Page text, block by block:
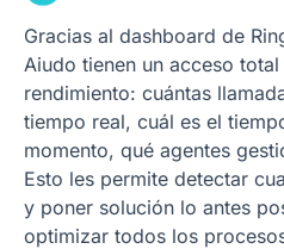
Gracias al dashboard de
Aiudo tienen un acceso
rendimiento: cuántas
tiempo real, cuál es el
momento, qué agentes
Esto les permite detectar
y poner solución lo antes
optimizar todos los